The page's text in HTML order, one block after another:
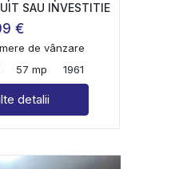
SAU INVESTITIE
€
de vânzare
57 mp 1961
detalii